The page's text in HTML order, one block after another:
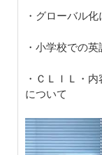
・グローバル
・小学校での
・ＣＬＩＬ・
について